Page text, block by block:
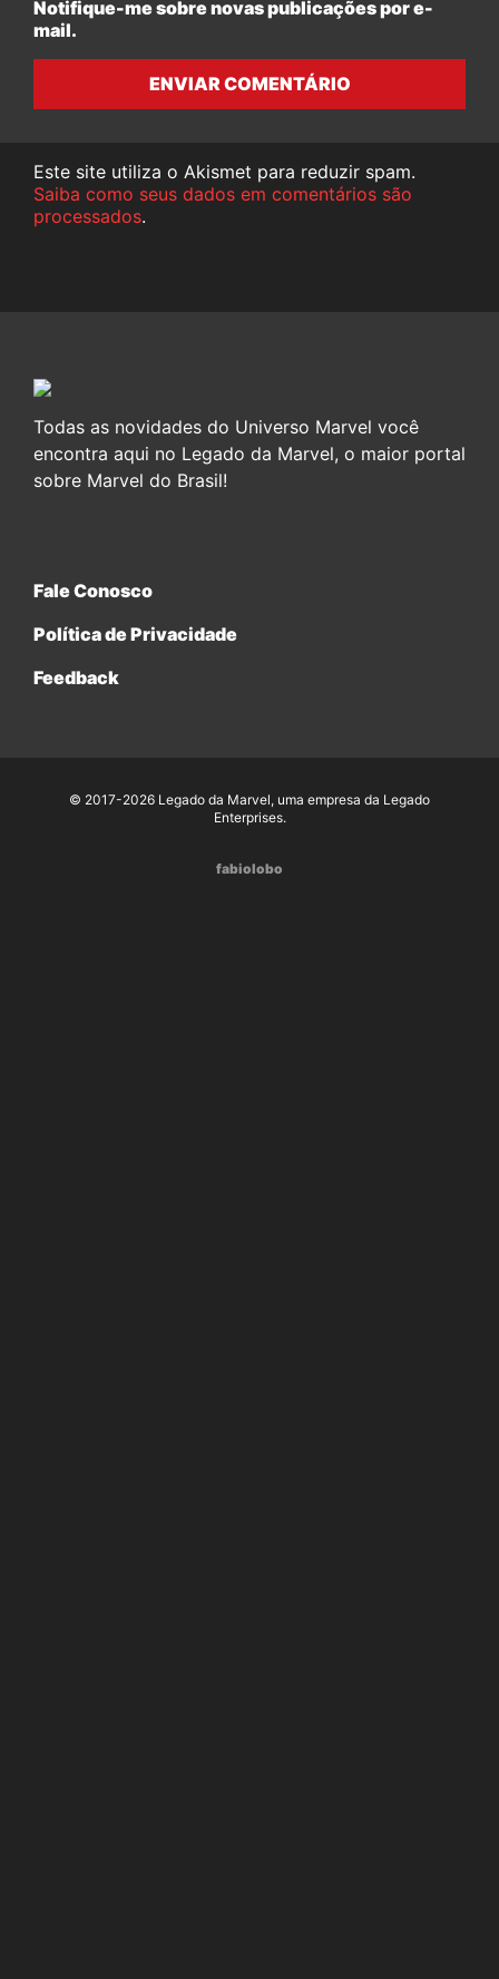
Notifique-me sobre novas publicações por e-
mail.
ENVIAR COMENTÁRIO
Este site utiliza o Akismet para reduzir spam.
Saiba como seus dados em comentários são
processados.
Todas as novidades do Universo Marvel você
encontra aqui no Legado da Marvel, o maior portal
sobre Marvel do Brasil!
Fale Conosco
Política de Privacidade
Feedback
© 2017-2026 Legado da Marvel, uma empresa da Legado
Enterprises.
fabiolobo